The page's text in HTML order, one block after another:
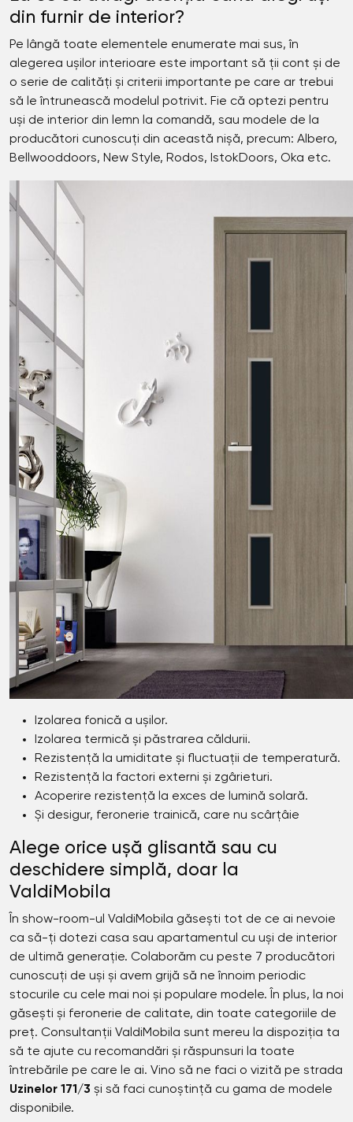
din furnir de interior?
Pe lângă toate elementele enumerate mai sus, în
alegerea ușilor interioare este important să ții cont și de
o serie de calități și criterii importante pe care ar trebui
să le întrunească modelul potrivit. Fie că optezi pentru
uși de interior din lemn la comandă, sau modele de la
producători cunoscuți din această nișă, precum: Albero,
Bellwooddoors, New Style, Rodos, IstokDoors, Oka etc.
Izolarea fonică a ușilor.
Izolarea termică și păstrarea căldurii.
Rezistență la umiditate și fluctuații de temperatură.
Rezistență la factori externi și zgârieturi.
Acoperire rezistență la exces de lumină solară.
Și desigur, feronerie trainică, care nu scârțâie
Alege orice ușă glisantă sau cu
deschidere simplă, doar la
ValdiMobila
În show-room-ul ValdiMobila găsești tot de ce ai nevoie
ca să-ți dotezi casa sau apartamentul cu uși de interior
de ultimă generație. Colaborăm cu peste 7 producători
cunoscuți de uși și avem grijă să ne înnoim periodic
stocurile cu cele mai noi și populare modele. În plus, la noi
găsești și feronerie de calitate, din toate categoriile de
preț. Consultanții ValdiMobila sunt mereu la dispoziția ta
să te ajute cu recomandări și răspunsuri la toate
întrebările pe care le ai. Vino să ne faci o vizită pe strada
Uzinelor 171/3 și să faci cunoștință cu gama de modele
disponibile.